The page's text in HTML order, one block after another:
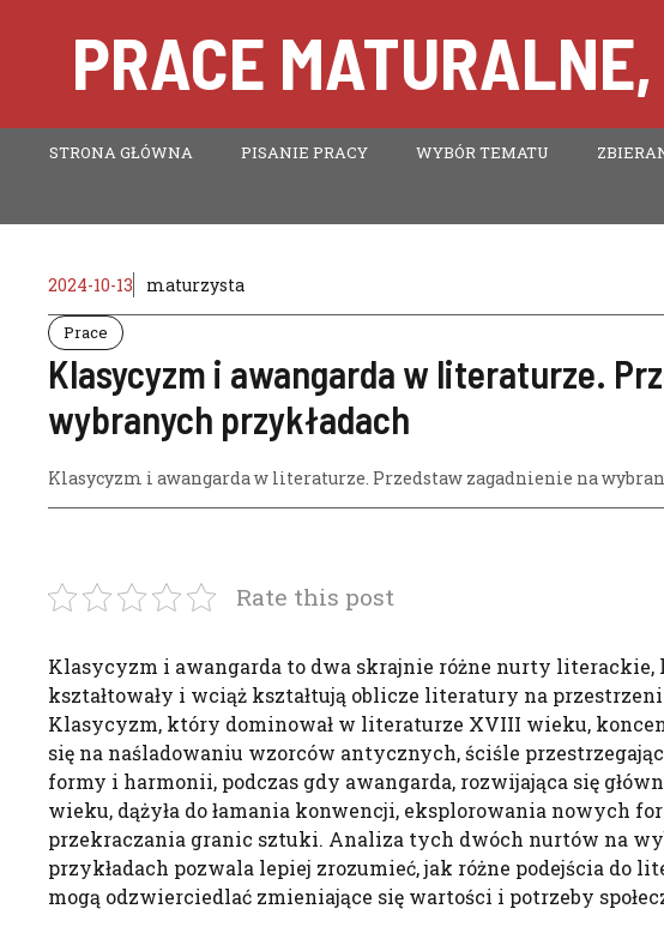
PRACE
STRONA GŁÓWNA PISANIE PRACY WYBÓR TEMATU
2024-10-13 maturzysta
Prace
Klasycyzm i awangarda w literaturze.
wybranych przykładach
Klasycyzm i awangarda w literaturze. Przedstaw zagadnienie na
Rate this post
Klasycyzm i awangarda to dwa skrajnie różne nurty literackie,
kształtowały i wciąż kształtują oblicze literatury na
Klasycyzm, który dominował w literaturze XVIII wieku,
się na naśladowaniu wzorców antycznych, ściśle przestrzegając
formy i harmonii, podczas gdy awangarda, rozwijająca się
wieku, dążyła do łamania konwencji, eksplorowania nowych
przekraczania granic sztuki. Analiza tych dwóch nurtów na
przykładach pozwala lepiej zrozumieć, jak różne podejścia do
mogą odzwierciedlać zmieniające się wartości i potrzeby